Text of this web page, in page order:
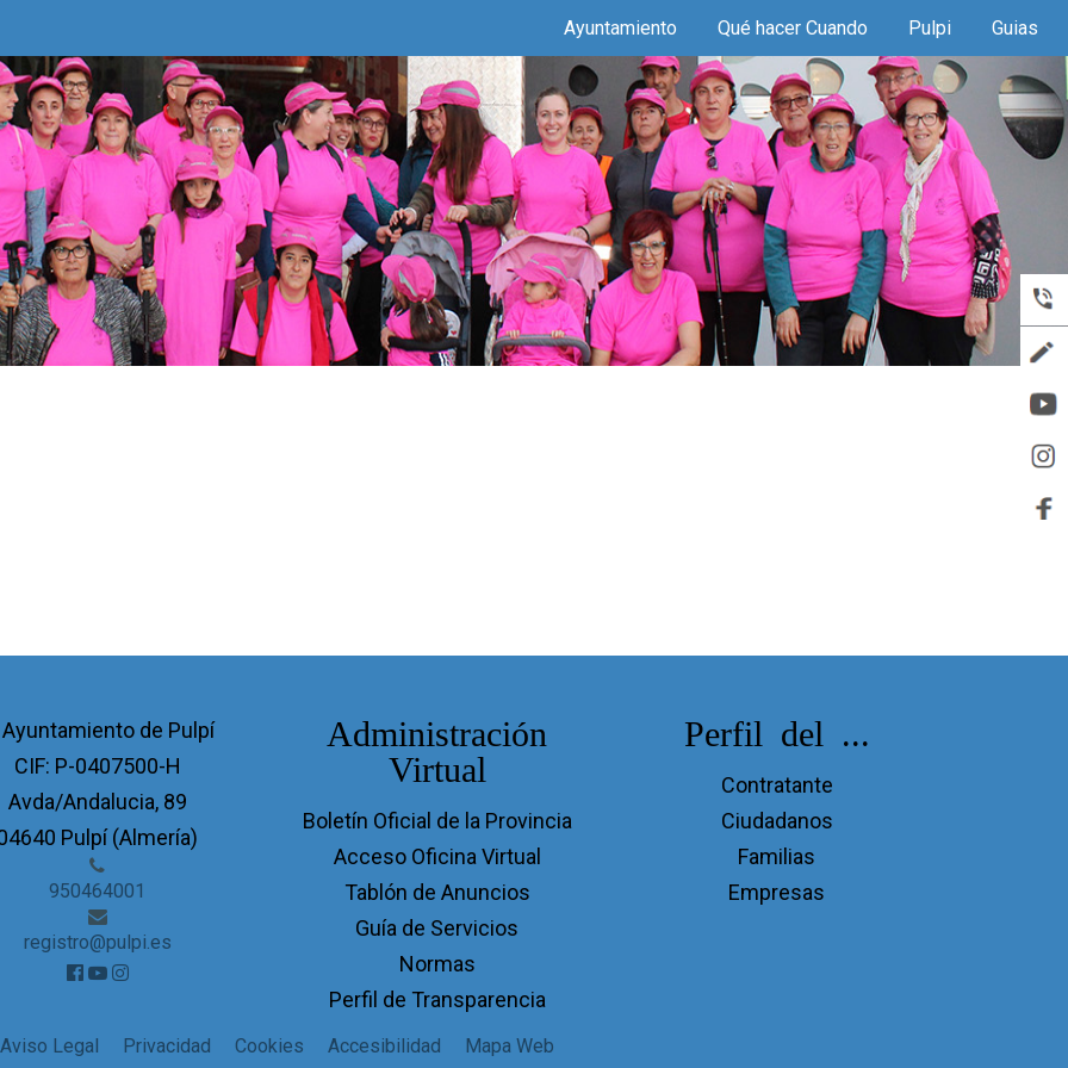
Ayuntamiento Qué hacer Cuando Pulpi Guias
de Pulpí
CIF: P-0407500-H
Avda/Andalucia, 89
Pulpí (Almería)
950464001
registro@pulpi.es
Administración
Virtual
Boletín Oficial de la Provincia
Acceso Oficina Virtual
Tablón de Anuncios
Guía de Servicios
Normas
Perfil de Transparencia
Perfil del ...
Contratante
Ciudadanos
Familias
Empresas
Aviso Legal Privacidad Cookies Accesibilidad Mapa Web